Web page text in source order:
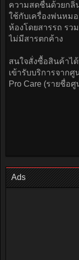
ความสดชื่นด้วยกลิ่
ใช้กับเครื่องพ่นหม
ห้องโดยสารรถ รว
ไม่มีสารตกค้าง
สนใจสั่งซื้อสินค้าไ
เข้ารับบริการจาก
Pro Care (รายชื่อศู
Ads